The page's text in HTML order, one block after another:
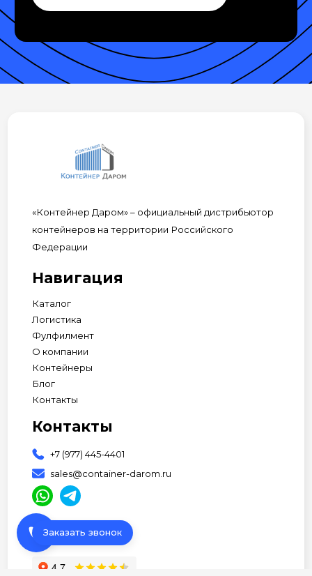
phone
«Контейнер Даром» – официальный дистрибьютор
контейнеров на территории Российского
Федерации
Навигация
Каталог
Логистика
Фулфилмент
О компании
Контейнеры
Блог
Контакты
Контакты
+7 (977) 445-4401
sales@container-darom.ru
Заказать звонок